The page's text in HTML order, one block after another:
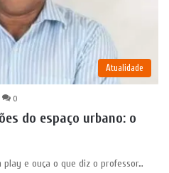
Atualidade
0
do espaço urbano: o
play e ouça o que diz o professor…